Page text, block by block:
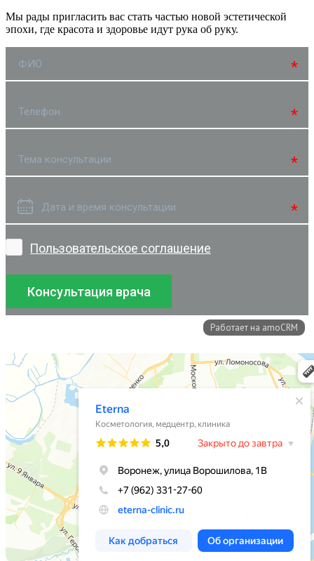
Мы рады пригласить вас стать частью новой эстетической
эпохи, где красота и здоровье идут рука об руку.